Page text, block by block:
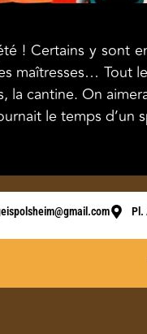
! Certains y sont
maîtresses… Tout
la cantine. On
le temps d’un
Pl.